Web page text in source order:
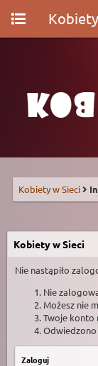
Kobiety w Sieci
Kobiety w Sieci
Nie nastąpiło
Nie
Możesz nie
Twoje konto
Zaloguj